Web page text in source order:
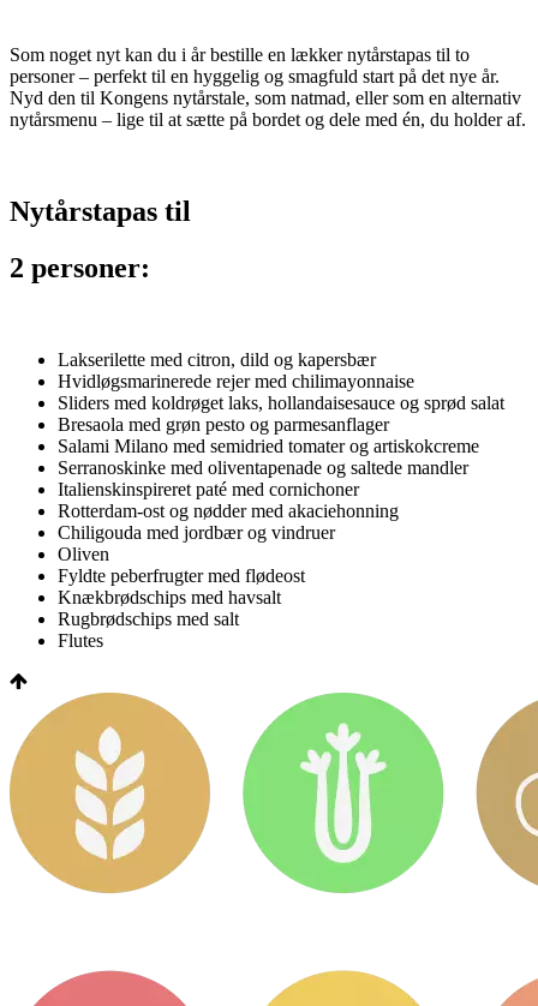
Som noget nyt kan du i år bestille en lækker nytårstapas til to
personer – perfekt til en hyggelig og smagfuld start på det nye år.
Nyd den til Kongens nytårstale, som natmad, eller som en alternativ
nytårsmenu – lige til at sætte på bordet og dele med én, du holder af.
Nytårstapas til
2 personer:
Lakserilette med citron, dild og kapersbær
Hvidløgsmarinerede rejer med chilimayonnaise
Sliders med koldrøget laks, hollandaisesauce og sprød salat
Bresaola med grøn pesto og parmesanflager
Salami Milano med semidried tomater og artiskokcreme
Serranoskinke med oliventapenade og saltede mandler
Italienskinspireret paté med cornichoner
Rotterdam-ost og nødder med akaciehonning
Chiligouda med jordbær og vindruer
Oliven
Fyldte peberfrugter med flødeost
Knækbrødschips med havsalt
Rugbrødschips med salt
Flutes